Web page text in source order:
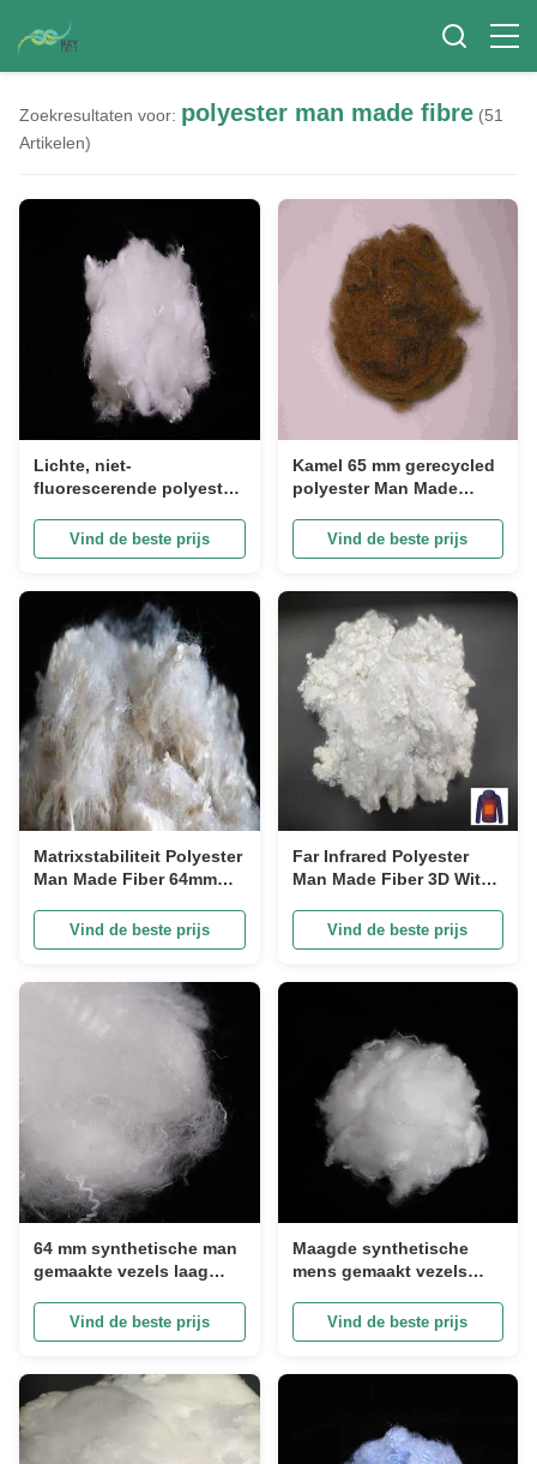
Zoekresultaten voor: polyester man made fibre (51
Artikelen)
Lichte, niet-
fluorescerende polyester,
32 mm, voor niet-
geweven
Vind de beste prijs
Kamel 65 mm gerecycled
polyester Man Made
polyester
Vind de beste prijs
Matrixstabiliteit Polyester
Man Made Fiber 64mm
Vind de beste prijs
Far Infrared Polyester
Man Made Fiber 3D Wit
Vind de beste prijs
64 mm synthetische man
gemaakte vezels laag
kussenVind de beste prijs
Maagde synthetische
mens gemaakt vezels
2,78D PSF
Vind de beste prijs